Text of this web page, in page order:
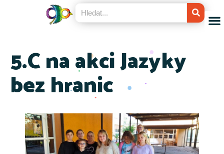
5.C na akci Jazyky
bez hranic